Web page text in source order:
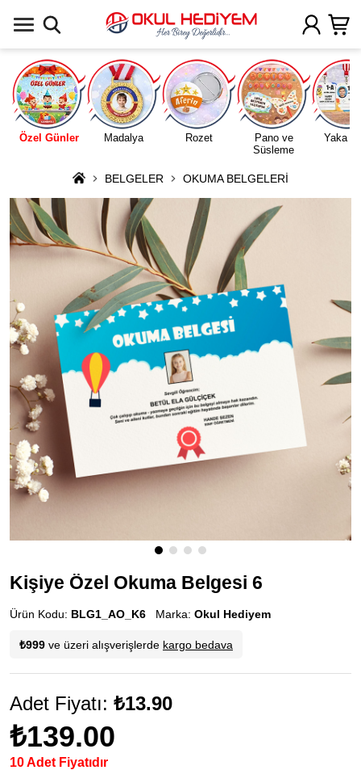
Özel Günler Madalya Rozet
Pano ve
Süsleme
Yaka
BELGELER OKUMA BELGELERİ
Kişiye Özel Okuma Belgesi 6
Ürün Kodu: BLG1_AO_K6 Marka: Okul Hediyem
₺999 ve üzeri alışverişlerde kargo bedava
Adet Fiyatı: ₺13.90
₺139.00
10 Adet Fiyatıdır
Uygulamada Aç